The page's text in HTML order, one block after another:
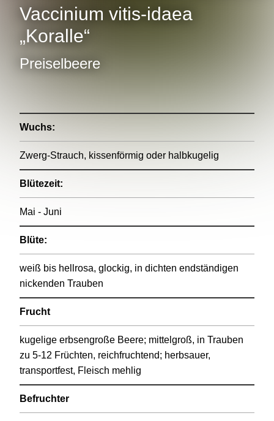
Vaccinium vitis-idaea
„Koralle“
Preiselbeere
Wuchs:
Zwerg-Strauch, kissenförmig oder halbkugelig
Blütezeit:
Mai - Juni
Blüte:
weiß bis hellrosa, glockig, in dichten endständigen
nickenden Trauben
Frucht
kugelige erbsengroße Beere; mittelgroß, in Trauben
zu 5-12 Früchten, reichfruchtend; herbsauer,
transportfest, Fleisch mehlig
Befruchter